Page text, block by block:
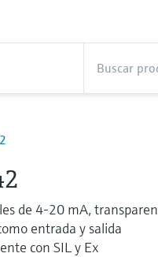
de 4-20 mA,
entrada y salida
con SIL y Ex